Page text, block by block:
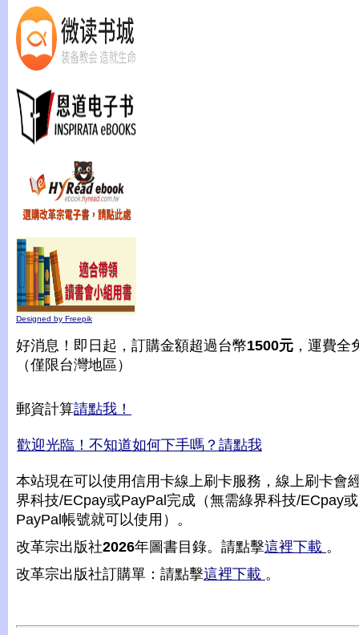
Designed by Freepik
好消息！即日起，訂購金額超過台幣1500元 ，運費全
（僅限台灣地區）
郵資計算請點我！
歡迎光臨！不知道如何下手嗎？請點我
本站現在可以使用信用卡線上刷卡服務，線上刷卡會
界科技/ECpay或PayPal完成（無需綠界科技/ECpay或
PayPal帳號就可以使用）。
改革宗出版社2026年圖書目錄。請點擊這裡下載 。
改革宗出版社訂購單：請點擊這裡下載 。